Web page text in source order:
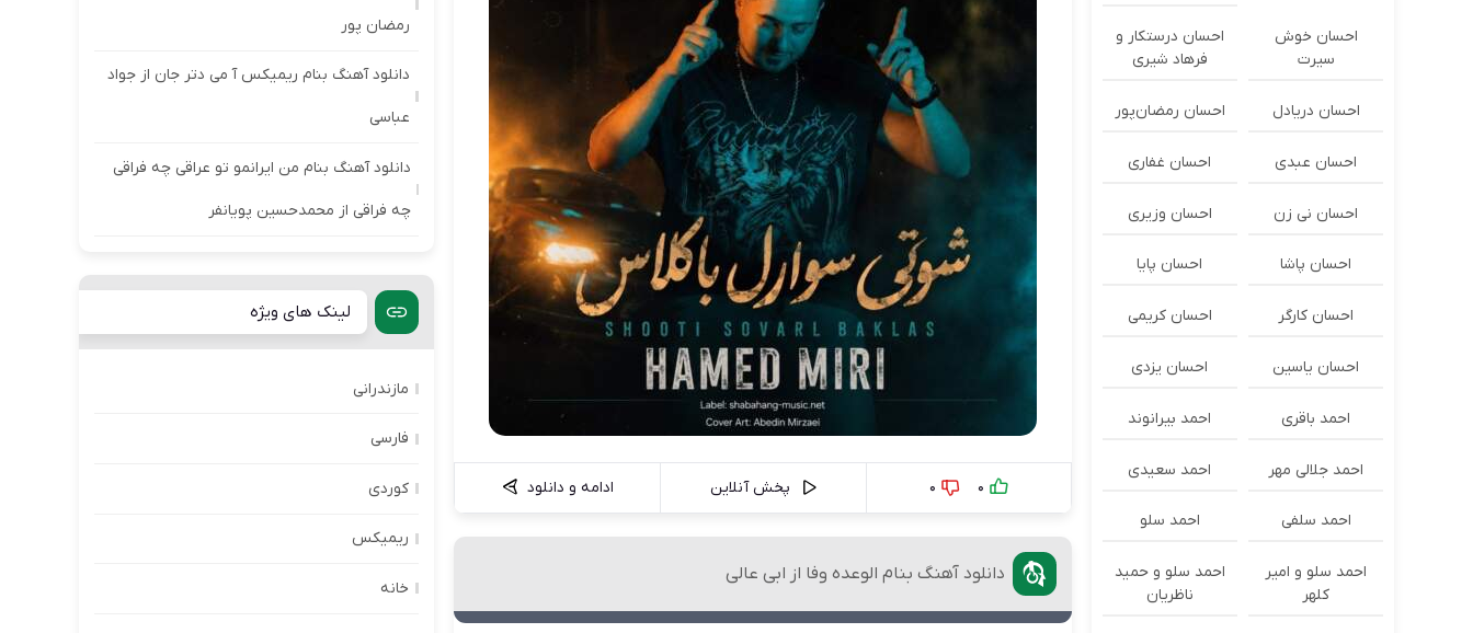
0
0 پخش آنلاین ادامه و دانلود
دانلود آهنگ بنام الوعده وفا از ابی عالی
احسان خوش
سیرت
احسان درستكار و
فرهاد شيرى
احسان دریادل احسان رمضان‌پور
احسان عبدی احسان غفاری
احسان نی زن احسان وزیری
احسان پاشا احسان پایا
احسان کارگر احسان کریمی
احسان یاسین احسان یزدی
احمد باقری احمد بیرانوند
احمد جلالی مهر احمد سعیدی
احمد سلفی احمد سلو
احمد سلو و امیر
کلهر
احمد سلو و حمید
ناظریان
رمضان پور
دانلود آهنگ بنام ریمیکس آ می دتر جان از جواد
عباسی
دانلود آهنگ بنام من ایرانمو تو عراقی چه فراقی
چه فراقی از محمدحسین پویانفر
لینک های ویژه
مازندرانی
فارسی
کوردی
ریمیکس
خانه